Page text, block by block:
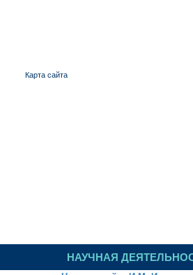
Карта сайта
НАУЧНАЯ